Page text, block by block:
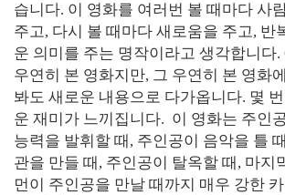
습니다. 이 영화를 여러번 볼 때마다 사
주고, 다시 볼 때마다 새로움을 주고, 반
운 의미를 주는 명작이라고 생각합니다.
우연히 본 영화지만, 그 우연히 본 영화
봐도 새로운 내용으로 다가옵니다. 몇
운 재미가 느끼집니다. 이 영화는 주인
능력을 발휘할 때, 주인공이 음악을 틀
관을 만들 때, 주인공이 탈옥할 때, 마지
먼이 주인공을 만날 때까지 매우 강한